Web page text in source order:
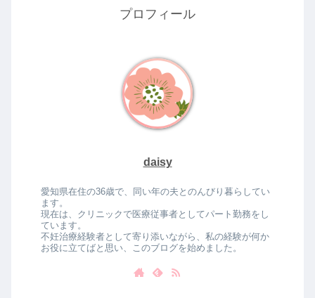
プロフィール
daisy
愛知県在住の36歳で、同い年の夫とのんびり暮らしてい
ます。
現在は、クリニックで医療従事者としてパート勤務をし
ています。
不妊治療経験者として寄り添いながら、私の経験が何か
お役に立てばと思い、このブログを始めました。